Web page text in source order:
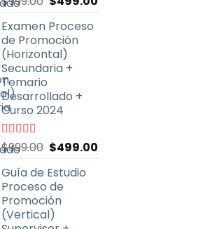
con
5
original
era:
$999.00.
Examen Proceso
de Promoción
(Horizontal)
Secundaria +
Temario
Desarrollado +
Curso 2024
Valorado
con
5
$999.00 El
original
era:
$999.00.
$499.00
Guía de Estudio
Proceso de
Promoción
(Vertical)